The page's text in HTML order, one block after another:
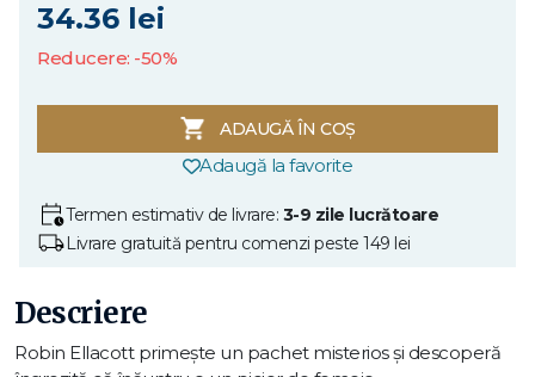
34.36 lei
Reducere: -50%
ADAUGĂ ÎN COȘ
Adaugă la favorite
Termen estimativ de livrare: 3-9 zile lucrătoare
Livrare gratuită pentru comenzi peste 149 lei
Descriere
Robin Ellacott primește un pachet misterios și descoperă